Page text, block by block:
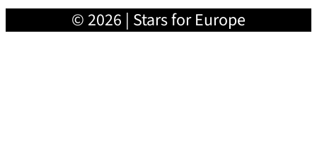
© 2026 | Stars for Europe